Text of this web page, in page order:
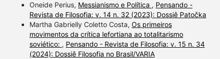
Oneide Perius, Messianismo e Política , Pensando -
Revista de Filosofia: v. 14 n. 32 (2023): Dossiê Patočka
Martha Gabrielly Coletto Costa, Os primeiros
movimentos da crítica lefortiana ao totalitarismo
soviético: , Pensando - Revista de Filosofia: v. 15 n. 34
(2024): Dossiê Filosofia no Brasil/VARIA